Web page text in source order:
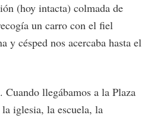
(hoy intacta) colmada de
un carro con el fiel
y césped nos acercaba hasta el
llegábamos a la Plaza
iglesia, la escuela, la